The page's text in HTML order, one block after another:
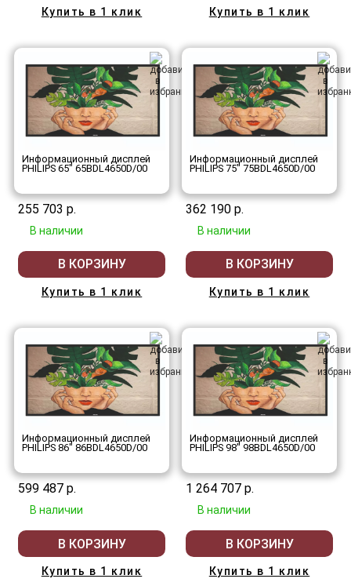
Купить в 1 клик Купить в 1 клик
Информационный дисплей
PHILIPS 65" 65BDL4650D/00
255 703 р.
В наличии
В КОРЗИНУ
Купить в 1 клик
Информационный дисплей
PHILIPS 75" 75BDL4650D/00
362 190 р.
В наличии
В КОРЗИНУ
Купить в 1 клик
Информационный дисплей
PHILIPS 86" 86BDL4650D/00
599 487 р.
В наличии
В КОРЗИНУ
Купить в 1 клик
Информационный дисплей
PHILIPS 98" 98BDL4650D/00
1 264 707 р.
В наличии
В КОРЗИНУ
Купить в 1 клик